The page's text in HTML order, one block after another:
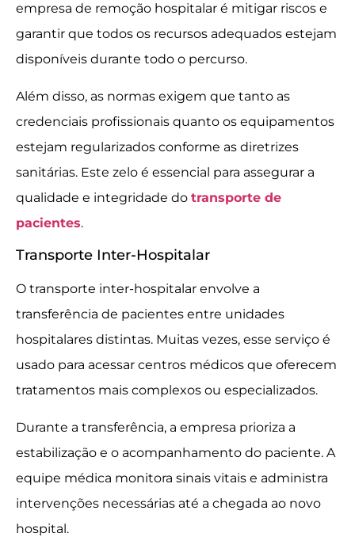
empresa de remoção hospitalar é mitigar riscos e
garantir que todos os recursos adequados estejam
disponíveis durante todo o percurso.
Além disso, as normas exigem que tanto as
credenciais profissionais quanto os equipamentos
estejam regularizados conforme as diretrizes
sanitárias. Este zelo é essencial para assegurar a
qualidade e integridade do transporte de
pacientes.
Transporte Inter-Hospitalar
O transporte inter-hospitalar envolve a
transferência de pacientes entre unidades
hospitalares distintas. Muitas vezes, esse serviço é
usado para acessar centros médicos que oferecem
tratamentos mais complexos ou especializados.
Durante a transferência, a empresa prioriza a
estabilização e o acompanhamento do paciente. A
equipe médica monitora sinais vitais e administra
intervenções necessárias até a chegada ao novo
hospital.